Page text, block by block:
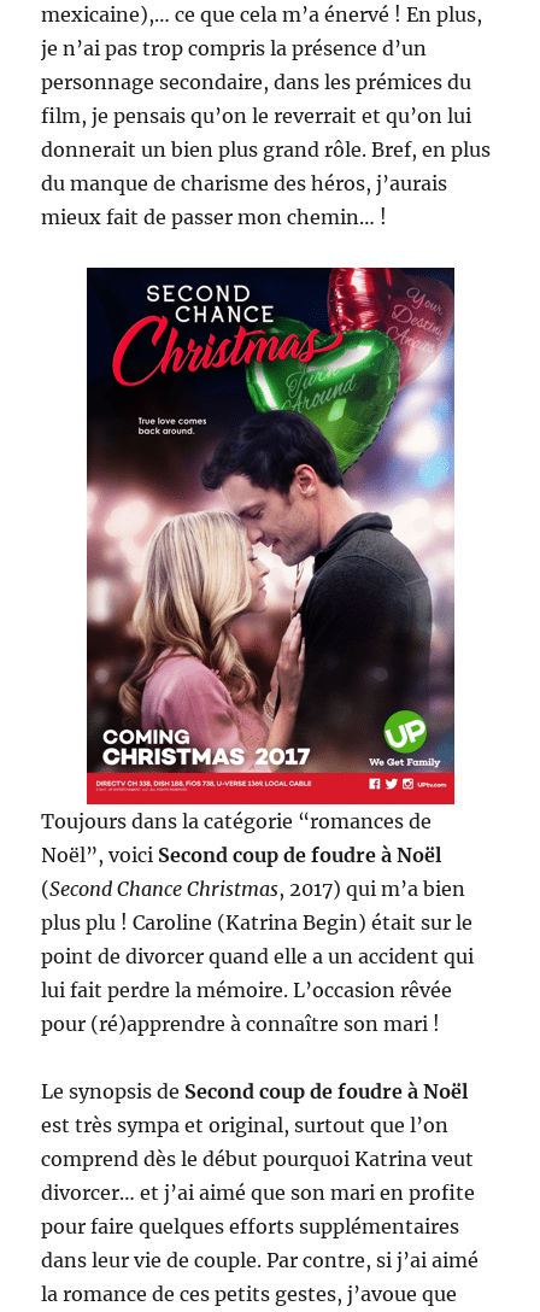
mexicaine),… ce que cela m’a énervé ! En plus,
je n’ai pas trop compris la présence d’un
personnage secondaire, dans les prémices du
film, je pensais qu’on le reverrait et qu’on lui
donnerait un bien plus grand rôle. Bref, en plus
du manque de charisme des héros, j’aurais
mieux fait de passer mon chemin… !
Toujours dans la catégorie “romances de
Noël”, voici Second coup de foudre à Noël
(Second Chance Christmas, 2017) qui m’a bien
plus plu ! Caroline (Katrina Begin) était sur le
point de divorcer quand elle a un accident qui
lui fait perdre la mémoire. L’occasion rêvée
pour (ré)apprendre à connaître son mari !
Le synopsis de Second coup de foudre à Noël
est très sympa et original, surtout que l’on
comprend dès le début pourquoi Katrina veut
divorcer… et j’ai aimé que son mari en profite
pour faire quelques efforts supplémentaires
dans leur vie de couple. Par contre, si j’ai aimé
la romance de ces petits gestes, j’avoue que